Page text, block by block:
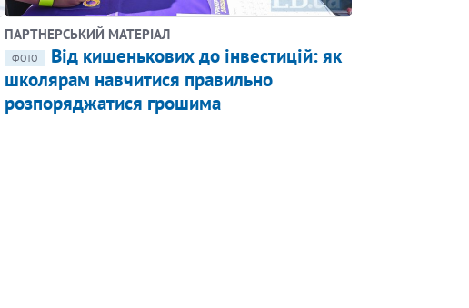
ПАРТНЕРСЬКИЙ МАТЕРІАЛ
ФОТО
Від кишенькових до інвестицій: як
школярам навчитися правильно
розпоряджатися грошима